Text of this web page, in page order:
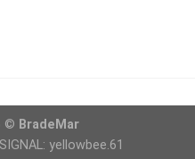
© BradeMar
yellowbee.61